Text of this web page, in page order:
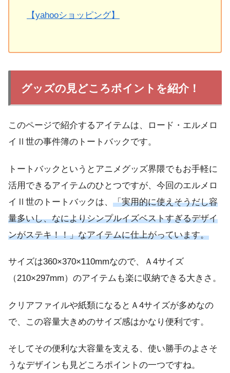
【yahooショッピング】
グッズの見どころポイントを紹介！
このページで紹介するアイテムは、ロード・エルメロ
イⅡ世の事件簿のトートバックです。
トートバックというとアニメグッズ界隈でもお手軽に
活用できるアイテムのひとつですが、今回のエルメロ
イⅡ世のトートバックは、 「実用的に使えそうだし容
量多いし、なによりシンプルイズベストすぎるデザイ
ンがステキ！！」なアイテムに仕上がっています。
サイズは360×370×110mmなので、Ａ4サイズ
（210×297mm）のアイテムも楽に収納できる大きさ。
クリアファイルや紙類になるとＡ4サイズが多めなの
で、この容量大きめのサイズ感はかなり便利です。
そしてその便利な大容量を支える、使い勝手のよさそ
うなデザインも見どころポイントの一つですね。